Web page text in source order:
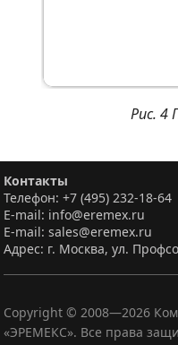
Рис. 4
Контакты
Телефон: +7 (495) 232-18-64
E-mail: info@eremex.ru
E-mail: sales@eremex.ru
Адрес: г. Москва, ул.
Copyright © 2008—2026
«ЭРЕМЕКС». Все права